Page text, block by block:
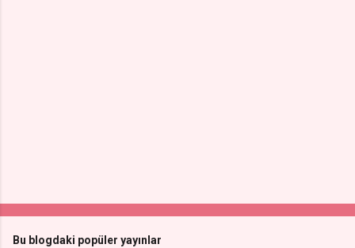
Bu blogdaki popüler yayınlar